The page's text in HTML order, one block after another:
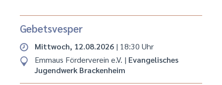
Gebetsvesper
Mittwoch, 12.08.2026 | 18:30 Uhr
Emmaus Förderverein e.V. | Evangelisches
Jugendwerk Brackenheim